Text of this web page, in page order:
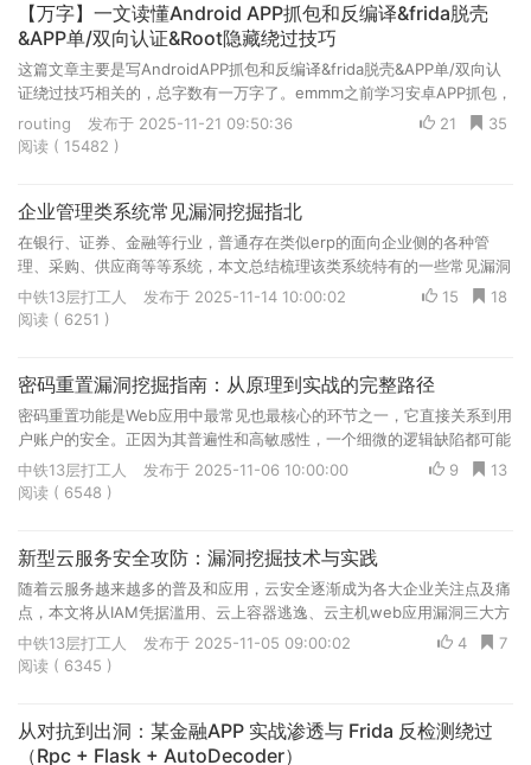
【万字】一文读懂Android APP抓包和反编译&frida脱壳
&APP单/双向认证&Root隐藏绕过技巧
这篇文章主要是写AndroidAPP抓包和反编译&frida脱壳&APP单/双向认
证绕过技巧相关的，总字数有一万字了。emmm之前学习安卓APP抓包，
包括最近做APP的众测项目多，所以这里抽几天时间给师傅们分享下相关
文章，因为网上这方面总结的文章很少，都是很多年前比较老的文章了，
35
21
routing
发布于 2025-11-21 09:50:36
阅读 ( 15482 )
企业管理类系统常见漏洞挖掘指北
在银行、证券、金融等行业，普通存在类似erp的面向企业侧的各种管
理、采购、供应商等等系统，本文总结梳理该类系统特有的一些常见漏洞
18
15
中铁13层打工人
发布于 2025-11-14 10:00:02
阅读 ( 6251 )
密码重置漏洞挖掘指南：从原理到实战的完整路径
密码重置功能是Web应用中最常见也最核心的环节之一，它直接关系到用
户账户的安全。正因为其普遍性和高敏感性，一个细微的逻辑缺陷都可能
导致整个账户体系的沦陷。密码重置漏洞核心思路为：站在攻击者的角
度，尝试劫持任意用户的密码重置流程。
13
9
中铁13层打工人
发布于 2025-11-06 10:00:00
阅读 ( 6548 )
新型云服务安全攻防：漏洞挖掘技术与实践
随着云服务越来越多的普及和应用，云安全逐渐成为各大企业关注点及痛
点，本文将从IAM凭据滥用、云上容器逃逸、云主机web应用漏洞三大方
面结合具体实例漏洞分析进行云上相关安全问题的介绍。
7
4
中铁13层打工人
发布于 2025-11-05 09:00:02
阅读 ( 6345 )
从对抗到出洞：某金融APP 实战渗透与 Frida 反检测绕过
（Rpc + Flask + AutoDecoder）